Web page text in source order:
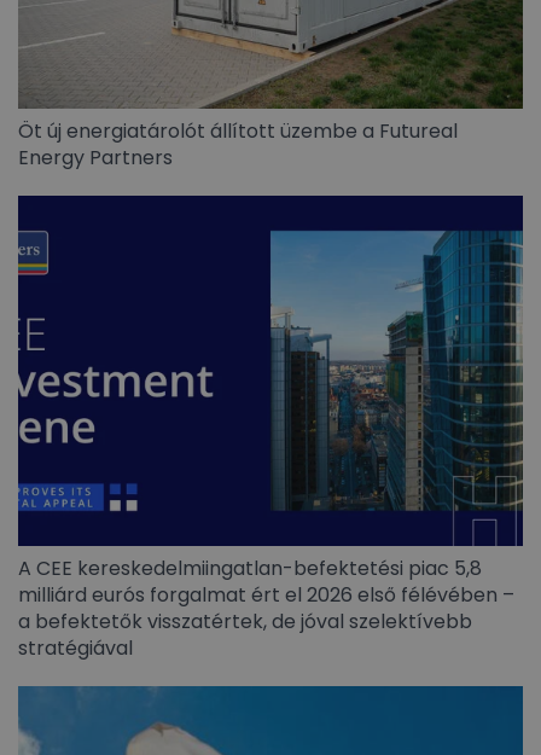
Öt új energiatárolót állított üzembe a Futureal
Energy Partners
A CEE kereskedelmiingatlan-befektetési piac 5,8
milliárd eurós forgalmat ért el 2026 első félévében –
a befektetők visszatértek, de jóval szelektívebb
stratégiával